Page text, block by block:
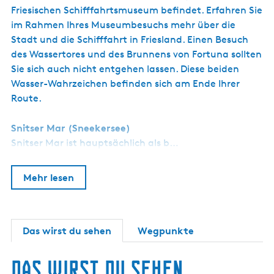
Friesischen Schifffahrtsmuseum befindet. Erfahren Sie
im Rahmen Ihres Museumbesuchs mehr über die
Stadt und die Schifffahrt in Friesland. Einen Besuch
des Wassertores und des Brunnens von Fortuna sollten
Sie sich auch nicht entgehen lassen. Diese beiden
Wasser-Wahrzeichen befinden sich am Ende Ihrer
Route.
Snitser Mar (Sneekersee)
Snitser Mar ist hauptsächlich als b…
Mehr lesen
Das wirst du sehen Wegpunkte